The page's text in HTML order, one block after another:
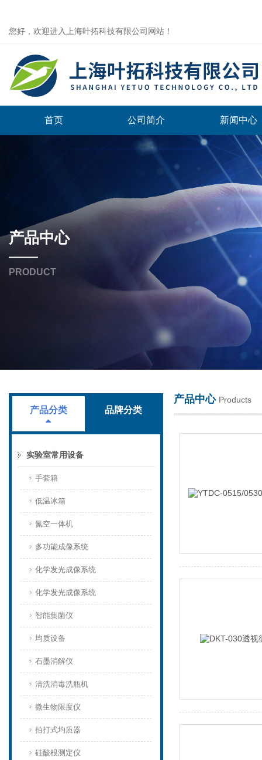
您好，欢迎进入上海叶拓科技有限公司网站！
首页 公司简介 新闻中心
产品中心
PRODUCT
产品分类 品牌分类
实验室常用设备
手套箱
低温冰箱
氮空一体机
多功能成像系统
化学发光成像系统
化学发光成像系统
智能集菌仪
均质设备‌
石墨消解仪
清洗消毒洗瓶机
微生物限度仪
拍打式均质器
硅酸根测定仪
产品中心 Products